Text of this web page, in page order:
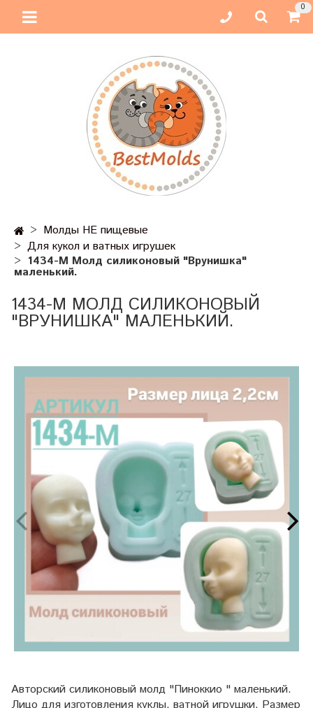
0
Молды НЕ пищевые
Для кукол и ватных игрушек
1434-М Молд силиконовый "Врунишка"
маленький.
1434-М МОЛД СИЛИКОНОВЫЙ
"ВРУНИШКА" МАЛЕНЬКИЙ.
Авторский силиконовый молд "Пиноккио " маленький.